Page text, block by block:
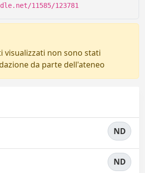
11585/123781
visualizzati non sono stati
da parte dell'ateneo
ND
ND